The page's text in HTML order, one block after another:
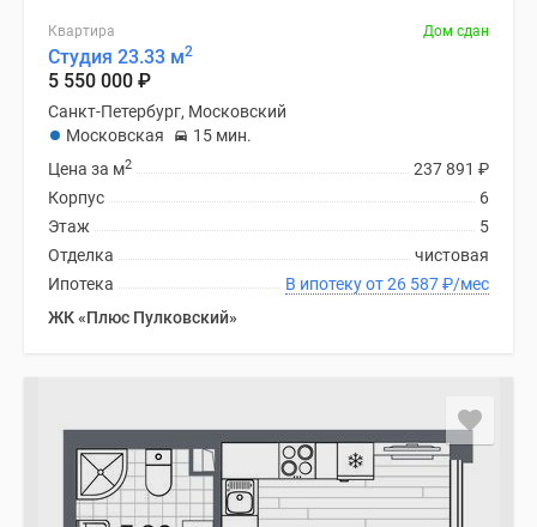
Квартира Дом сдан
Студия 23.33 м2
5 550 000 ₽
Санкт-Петербург, Московский
Московская
15 мин.
237 891 ₽
Цена за м2
6
Корпус
5
Этаж
чистовая
Отделка
В ипотеку от 26 587₽/мес
Ипотека
ЖК «Плюс Пулковский»